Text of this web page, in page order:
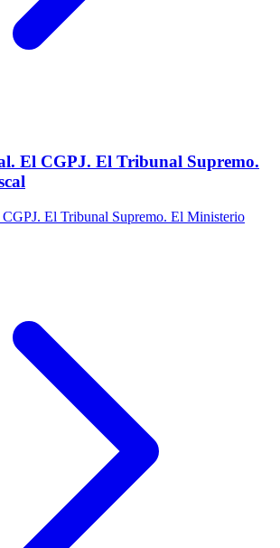
El CGPJ. El Tribunal Supremo.
El Tribunal Supremo. El Ministerio